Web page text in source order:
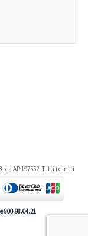
rea AP 197552- Tutti i diritti
800.98.04.21